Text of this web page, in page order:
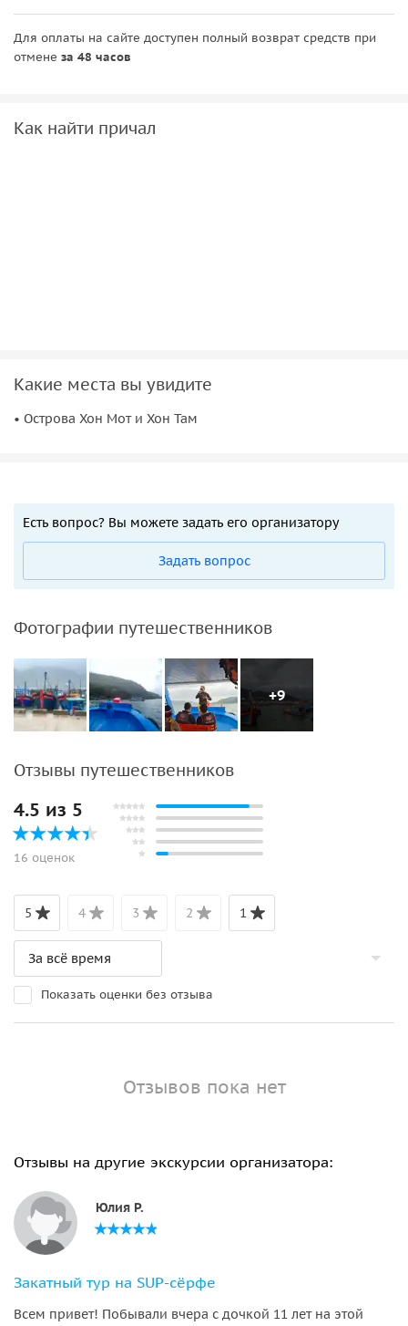
Для оплаты на сайте доступен полный возврат средств при
отмене за 48 часов
Как найти причал
Какие места вы увидите
• Острова Хон Мот и Хон Там
Есть вопрос? Вы можете задать его организатору
Задать вопрос
Фотографии путешественников
+9
Отзывы путешественников
4.5 из 5
16 оценок
5 4 3 2 1
Показать оценки без отзыва
Отзывов пока нет
Отзывы на другие экскурсии организатора:
Юлия Р.
Закатный тур на SUP-сёрфе
Всем привет! Побывали вчера с дочкой 11 лет на этой